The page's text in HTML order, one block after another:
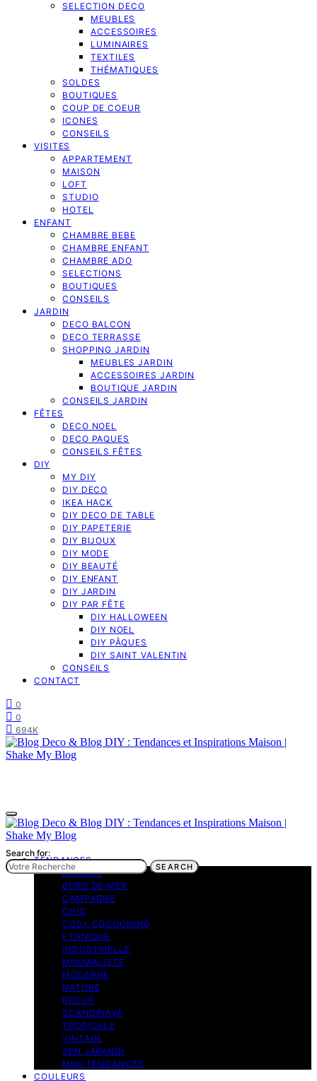
SELECTION DECO
MEUBLES
ACCESSOIRES
LUMINAIRES
TEXTILES
THÉMATIQUES
SOLDES
BOUTIQUES
COUP DE COEUR
ICONES
CONSEILS
VISITES
APPARTEMENT
MAISON
LOFT
STUDIO
HOTEL
ENFANT
CHAMBRE BEBE
CHAMBRE ENFANT
CHAMBRE ADO
SELECTIONS
BOUTIQUES
CONSEILS
JARDIN
DECO BALCON
DECO TERRASSE
SHOPPING JARDIN
MEUBLES JARDIN
ACCESSOIRES JARDIN
BOUTIQUE JARDIN
CONSEILS JARDIN
FÊTES
DECO NOEL
DECO PAQUES
CONSEILS FÊTES
DIY
MY DIY
DIY DECO
IKEA HACK
DIY DECO DE TABLE
DIY PAPETERIE
DIY BIJOUX
DIY MODE
DIY BEAUTÉ
DIY ENFANT
DIY JARDIN
DIY PAR FÊTE
DIY HALLOWEEN
DIY NOEL
DIY PÂQUES
DIY SAINT VALENTIN
CONSEILS
CONTACT
0
0
694K
TENDANCES
BOHEME
BORD DE MER
CAMPAGNE
CHIC
COSY COCOONING
ETHNIQUE
INDUSTRIELLE
MINIMALISTE
MODERNE
NATURE
RECUP
SCANDINAVE
TROPICALE
VINTAGE
ZEN JAPANDI
MINI TENDANCES
COULEURS
Search for:
SEARCH